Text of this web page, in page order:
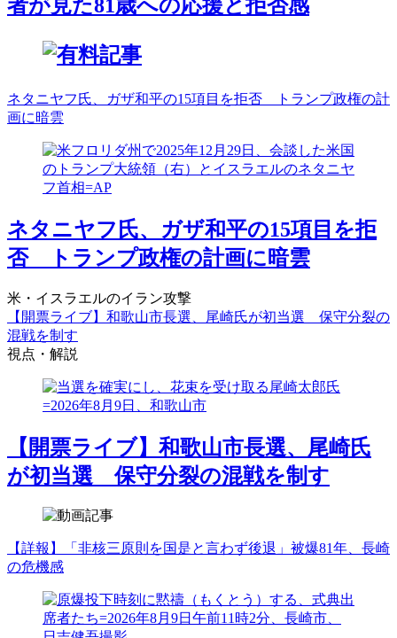
者が見た81歳への応援と拒否感
ネタニヤフ氏、ガザ和平の15項目を拒否 トランプ政権の計
画に暗雲
ネタニヤフ氏、ガザ和平の15項目を拒
否 トランプ政権の計画に暗雲
米・イスラエルのイラン攻撃
【開票ライブ】和歌山市長選、尾崎氏が初当選 保守分裂の
混戦を制す
視点・解説
【開票ライブ】和歌山市長選、尾崎氏
が初当選 保守分裂の混戦を制す
【詳報】「非核三原則を国是と言わず後退」被爆81年、長崎
の危機感